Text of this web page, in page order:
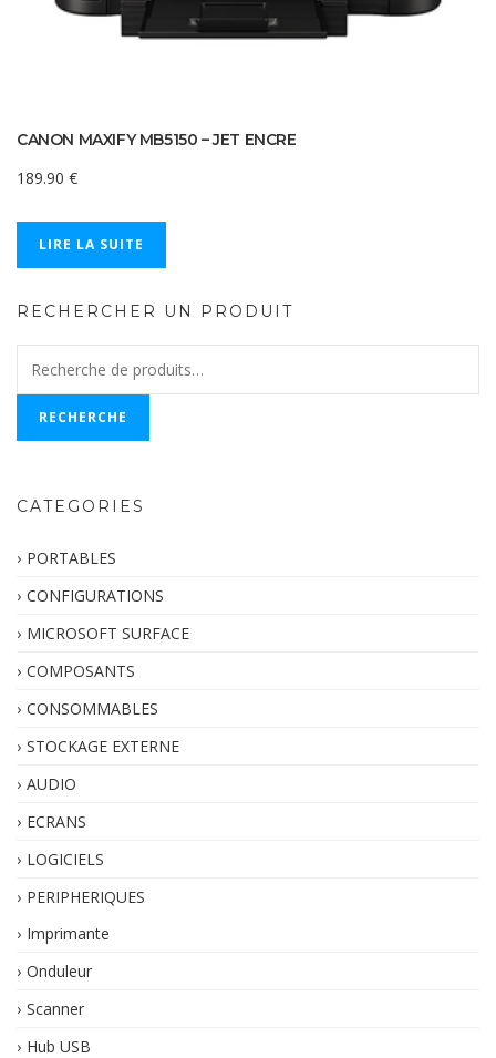
CANON MAXIFY MB5150 – JET ENCRE
189.90 €
LIRE LA SUITE
RECHERCHER UN PRODUIT
RECHERCHE
CATEGORIES
PORTABLES
CONFIGURATIONS
MICROSOFT SURFACE
COMPOSANTS
CONSOMMABLES
STOCKAGE EXTERNE
AUDIO
ECRANS
LOGICIELS
PERIPHERIQUES
Imprimante
Onduleur
Scanner
Hub USB